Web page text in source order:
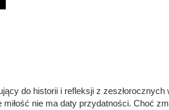
do historii i refleksji z
miłość nie ma daty przydatności. Choć